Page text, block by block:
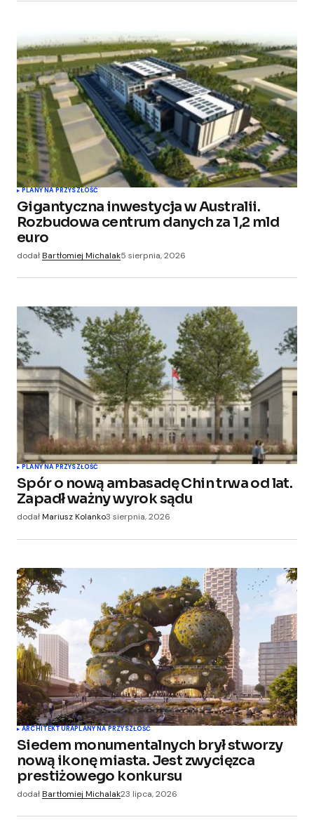
Submit Comment
PLANY NA PRZYSZŁOŚĆ
Gigantyczna inwestycja w Australii.
Rozbudowa centrum danych za 1,2 mld
euro
dodałBartłomiej Michalak5 sierpnia, 2026
PLANY NA PRZYSZŁOŚĆ
Spór o nową ambasadę Chin trwa od lat.
Zapadł ważny wyrok sądu
dodałMariusz Kolanko3 sierpnia, 2026
ARCHITEKTURAPLANY NA PRZYSZŁOŚĆ
Siedem monumentalnych brył stworzy
nową ikonę miasta. Jest zwycięzca
prestiżowego konkursu
dodałBartłomiej Michalak23 lipca, 2026